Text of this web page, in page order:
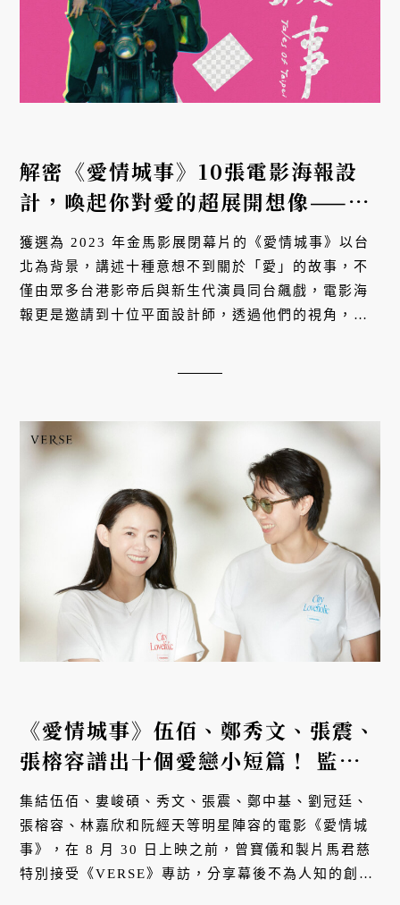
解密《愛情城事》10張電影海報設
計，喚起你對愛的超展開想像——
「這裡藏著愛的模樣！」
獲選為 2023 年金馬影展閉幕片的《愛情城事》以台
北為背景，講述十種意想不到關於「愛」的故事，不
僅由眾多台港影帝后與新生代演員同台飆戲，電影海
報更是邀請到十位平面設計師，透過他們的視角，針
《愛情城事》伍佰、鄭秀文、張震、
張榕容譜出十個愛戀小短篇！ 監製
曾寶儀、製作人馬君慈分享背後的創
作秘辛
集結伍佰、婁峻碩、秀文、張震、鄭中基、劉冠廷、
張榕容、林嘉欣和阮經天等明星陣容的電影《愛情城
事》，在 8 月 30 日上映之前，曾寶儀和製片馬君慈
特別接受《VERSE》專訪，分享幕後不為人知的創作